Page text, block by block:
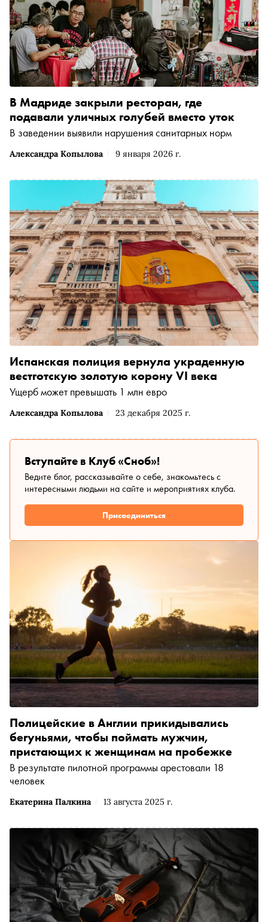
Александра Копылова 9 января 2026 г.
В Мадриде закрыли ресторан, где
подавали уличных голубей вместо уток
В заведении выявили нарушения санитарных норм
Александра Копылова 23 декабря 2025 г.
Испанская полиция вернула украденную
вестготскую золотую корону VI века
Ущерб может превышать 1 млн евро
Вступайте в Клуб «Сноб»!
Ведите блог, рассказывайте о себе, знакомьтесь с
интересными людьми на сайте и мероприятиях клуба.
Присоединиться
Екатерина Палкина 13 августа 2025 г.
Полицейские в Англии прикидывались
бегуньями, чтобы поймать мужчин,
пристающих к женщинам на пробежке
В результате пилотной программы арестовали 18
человек